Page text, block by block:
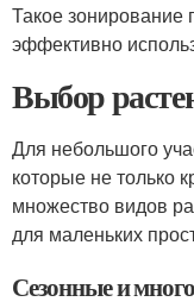
Такое зонирование
эффективно
Выбор
Для небольшого
которые не только
множество видов
для маленьких
Сезонные и